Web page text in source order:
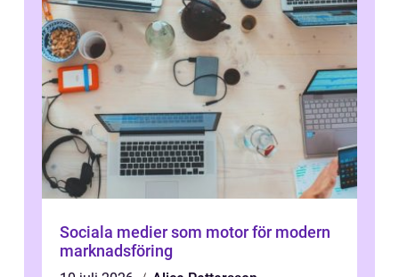
Sociala medier som motor för modern
marknadsföring